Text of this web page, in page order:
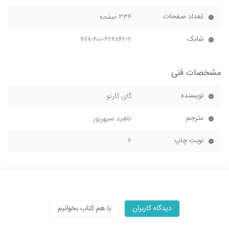
تعداد صفحات ۳۳۴ صفحه
شابک ۹۷۸-۶۰۰-۶۲۶۸۴۲-۲
مشخصات فنی
نویسنده گای کارنو
مترجم ناهید سپهرپور
نوبت چاپ ۶
دیدگاه کاربران با هم کتاب بخوانیم